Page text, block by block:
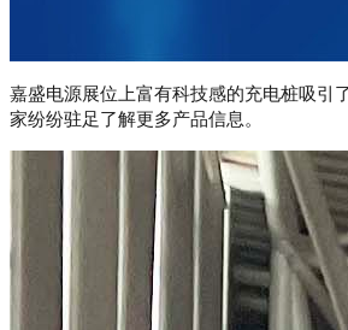
嘉盛电源展位上富有科技感的充电桩吸引
家纷纷驻足了解更多产品信息。